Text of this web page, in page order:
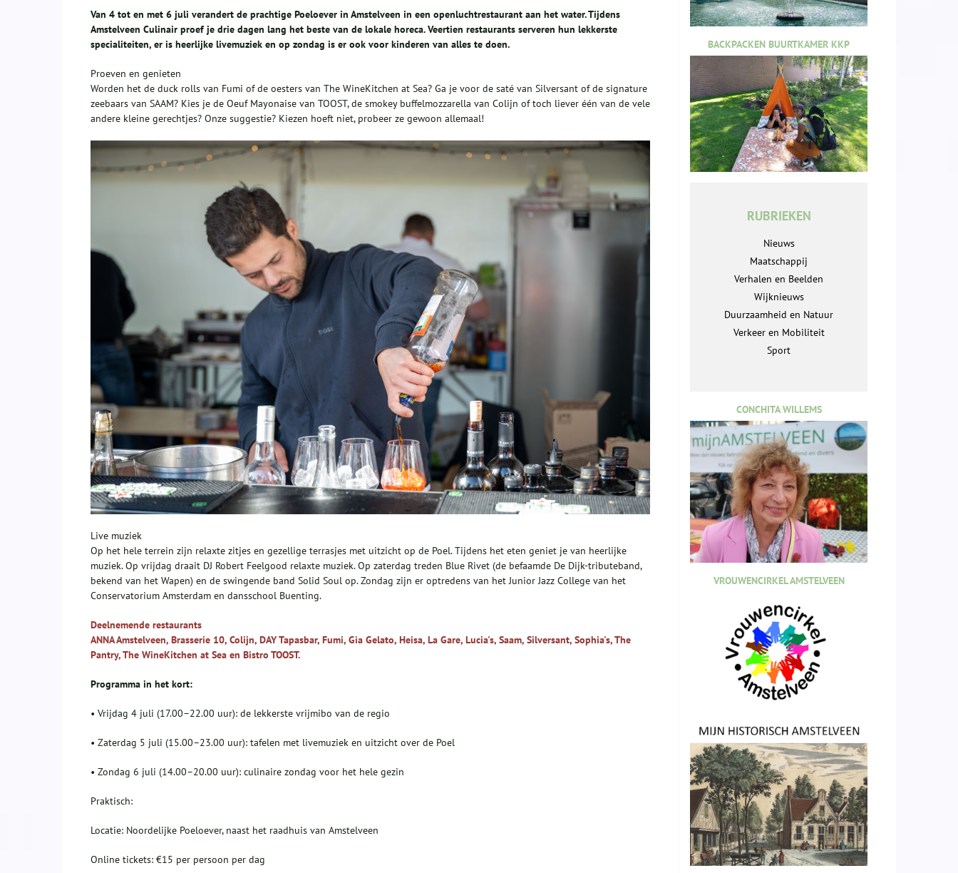
Van 4 tot en met 6 juli verandert de prachtige Poeloever in Amstelveen in een openluchtrestaurant aan het water. Tijdens
Amstelveen Culinair proef je drie dagen lang het beste van de lokale horeca. Veertien restaurants serveren hun lekkerste
specialiteiten, er is heerlijke livemuziek en op zondag is er ook voor kinderen van alles te doen.
Proeven en genieten
Worden het de duck rolls van Fumi of de oesters van The WineKitchen at Sea? Ga je voor de saté van Silversant of de signature
zeebaars van SAAM? Kies je de Oeuf Mayonaise van TOOST, de smokey buffelmozzarella van Colijn of toch liever één van de vele
andere kleine gerechtjes? Onze suggestie? Kiezen hoeft niet, probeer ze gewoon allemaal!
Live muziek
Op het hele terrein zijn relaxte zitjes en gezellige terrasjes met uitzicht op de Poel. Tijdens het eten geniet je van heerlijke
muziek. Op vrijdag draait DJ Robert Feelgood relaxte muziek. Op zaterdag treden Blue Rivet (de befaamde De Dijk-tributeband,
bekend van het Wapen) en de swingende band Solid Soul op. Zondag zijn er optredens van het Junior Jazz College van het
Conservatorium Amsterdam en dansschool Buenting.
Deelnemende restaurants
ANNA Amstelveen, Brasserie 10, Colijn, DAY Tapasbar, Fumi, Gia Gelato, Heisa, La Gare, Lucia's, Saam, Silversant, Sophia's, The
Pantry, The WineKitchen at Sea en Bistro TOOST.
Programma in het kort:
• Vrijdag 4 juli (17.00–22.00 uur): de lekkerste vrijmibo van de regio
• Zaterdag 5 juli (15.00–23.00 uur): tafelen met livemuziek en uitzicht over de Poel
• Zondag 6 juli (14.00–20.00 uur): culinaire zondag voor het hele gezin
Praktisch:
Locatie: Noordelijke Poeloever, naast het raadhuis van Amstelveen
Online tickets: €15 per persoon per dag
BACKPACKEN BUURTKAMER KKP
RUBRIEKEN
Nieuws
Maatschappij
Verhalen en Beelden
Wijknieuws
Duurzaamheid en Natuur
Verkeer en Mobiliteit
Sport
CONCHITA WILLEMS
VROUWENCIRKEL AMSTELVEEN